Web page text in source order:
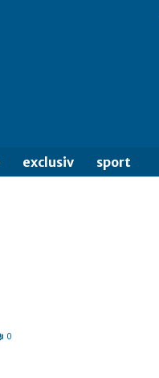
exclusiv sport
0